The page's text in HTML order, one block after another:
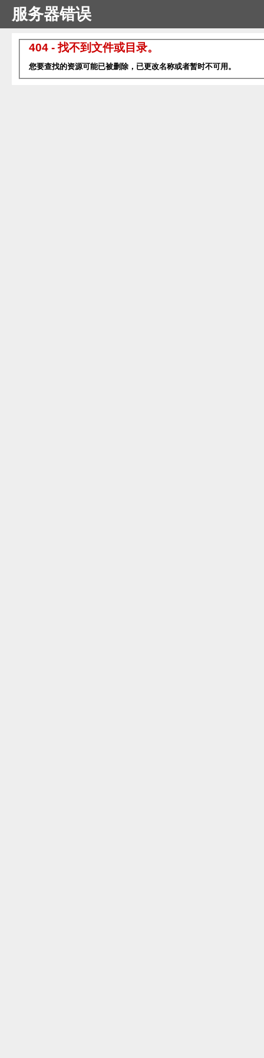
服务器错误
404 - 找不到文件或目录。
您要查找的资源可能已被删除，已更改名称或者暂时不可用。